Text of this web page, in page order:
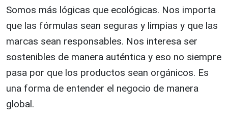
Somos más lógicas que ecológicas. Nos importa
que las fórmulas sean seguras y limpias y que las
marcas sean responsables. Nos interesa ser
sostenibles de manera auténtica y eso no siempre
pasa por que los productos sean orgánicos. Es
una forma de entender el negocio de manera
global.